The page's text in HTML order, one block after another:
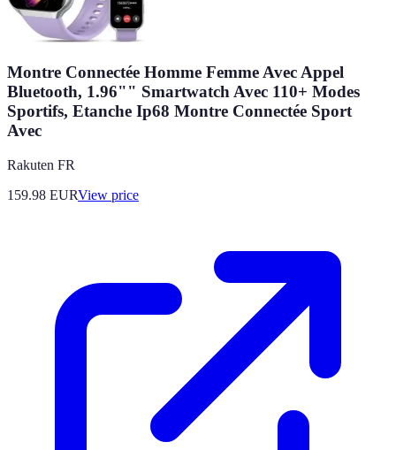
Montre Connectée Homme Femme Avec Appel
Bluetooth, 1.96"" Smartwatch Avec 110+ Modes
Sportifs, Etanche Ip68 Montre Connectée Sport
Avec
Rakuten FR
159.98 EURView price